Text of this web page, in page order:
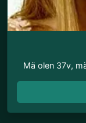
Mä olen 37v,